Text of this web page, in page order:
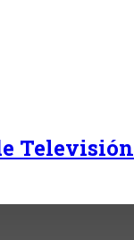
Televisión